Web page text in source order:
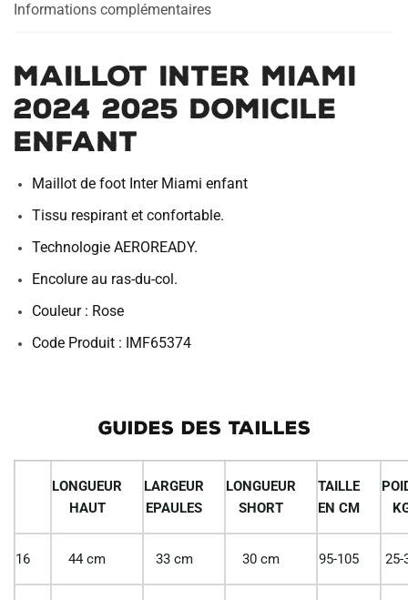
Informations complémentaires
Maillot Inter Miami
2024 2025 Domicile
Enfant
Maillot de foot Inter Miami enfant
Tissu respirant et confortable.
Technologie AEROREADY.
Encolure au ras-du-col.
Couleur : Rose
Code Produit : IMF65374
GUIDES DES TAILLES
LONGUEUR
HAUT
LARGEUR
EPAULES
LONGUEUR
SHORT
TAILLE
EN CM
16 44 cm 33 cm 30 cm 95-105 25-